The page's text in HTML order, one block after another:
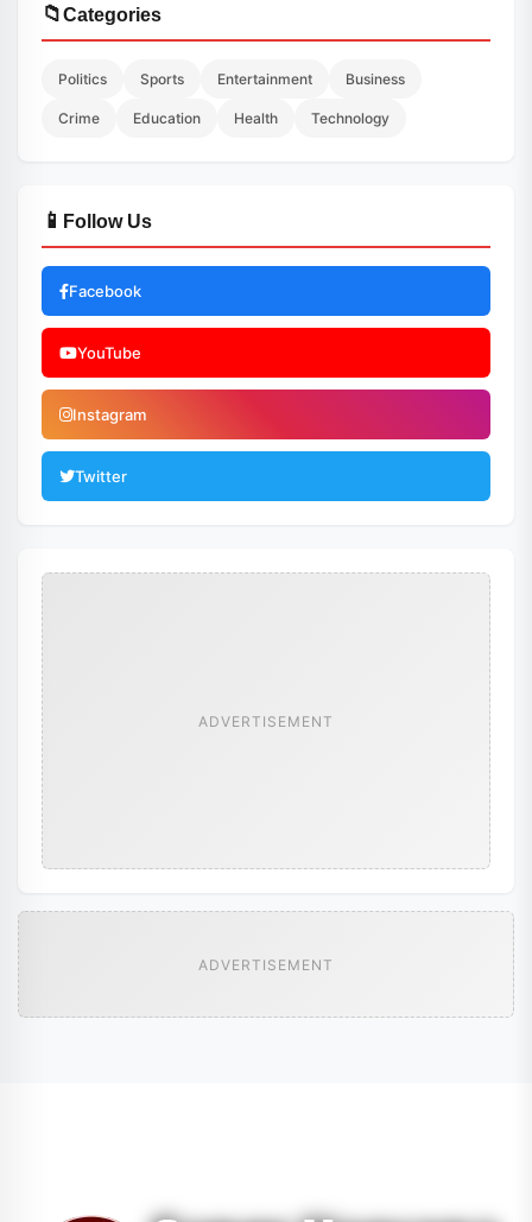
📁Categories
Politics Sports Entertainment Business
Crime Education Health Technology
📱 Follow Us
Facebook
YouTube
Instagram
Twitter
ADVERTISEMENT
ADVERTISEMENT